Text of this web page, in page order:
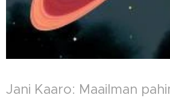
Jani Kaaro: Maailman